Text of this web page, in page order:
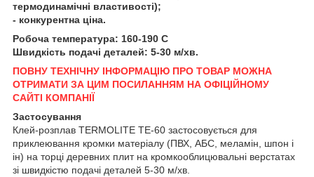
термодинамічні властивості);
- конкурентна ціна.
Робоча температура: 160-190 С
Швидкість подачі деталей: 5-30 м/хв.
ПОВНУ ТЕХНІЧНУ ІНФОРМАЦІЮ ПРО ТОВАР МОЖНА
ОТРИМАТИ ЗА ЦИМ ПОСИЛАННЯМ НА ОФІЦІЙНОМУ
САЙТІ КОМПАНІЇ
Застосування
Клей-розплав TERMOLITE TE-60 застосовується для
приклеювання кромки матеріалу (ПВХ, АБС, меламін, шпон і
ін) на торці деревних плит на кромкооблицювальні верстатах
зі швидкістю подачі деталей 5-30 м/хв.